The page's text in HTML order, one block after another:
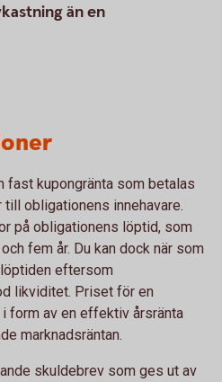
än en
fast kupongränta som betalas
obligationens innehavare.
på obligationens löptid, som
fem år. Du kan dock när som
eftersom
likviditet. Priset för en
form av en effektiv årsränta
marknadsräntan.
skuldebrev som ges ut av